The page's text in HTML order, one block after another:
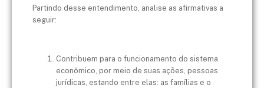
Partindo desse entendimento, analise as afirmativas a
seguir:
Contribuem para o funcionamento do sistema
econômico, por meio de suas ações, pessoas
jurídicas, estando entre elas: as famílias e o